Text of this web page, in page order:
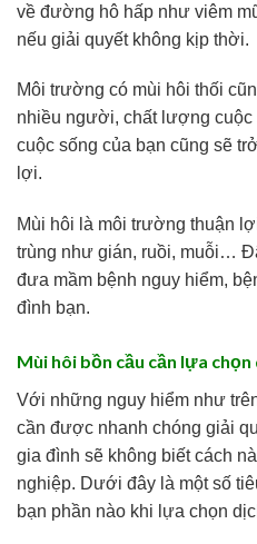
về đường hô hấp như viêm
nếu giải quyết không kịp thời.
Môi trường có mùi hôi thối
nhiều người, chất lượng cuộc
cuộc sống của bạn cũng sẽ
lợi.
Mùi hôi là môi trường thuận
trùng như gián, ruồi, muỗi…
đưa mầm bệnh nguy hiểm,
đình bạn.
Mùi hôi bồn cầu cần lựa
Với những nguy hiểm như
cần được nhanh chóng giải
gia đình sẽ không biết cách
nghiệp. Dưới đây là một số
bạn phần nào khi lựa chọn